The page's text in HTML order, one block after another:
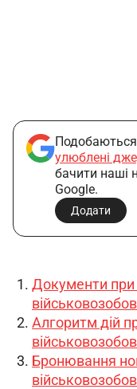
Подобаються
улюблені
бачити наші
Google.
Додати
Документи при
Алгоритм дій
Бронювання